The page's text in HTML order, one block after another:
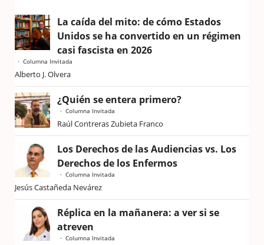
La caída del mito: de cómo Estados
Unidos se ha convertido en un régimen
casi fascista en 2026
Columna Invitada
Alberto J. Olvera
¿Quién se entera primero?
Columna Invitada
Raúl Contreras Zubieta Franco
Los Derechos de las Audiencias vs. Los
Derechos de los Enfermos
Columna Invitada
Jesús Castañeda Nevárez
Réplica en la mañanera: a ver si se
atreven
Columna Invitada